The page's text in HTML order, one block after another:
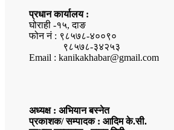
प्रधान कार्यालय :
घोराही -१५, दाङ
फोन नं : ९८५७८-४००९०
९८५७८-३४२५३
Email : kanikakhabar@gmail.com
अध्यक्ष : अभियान बस्नेत
प्रकाशक/ सम्पादक : आदिम के.सी.